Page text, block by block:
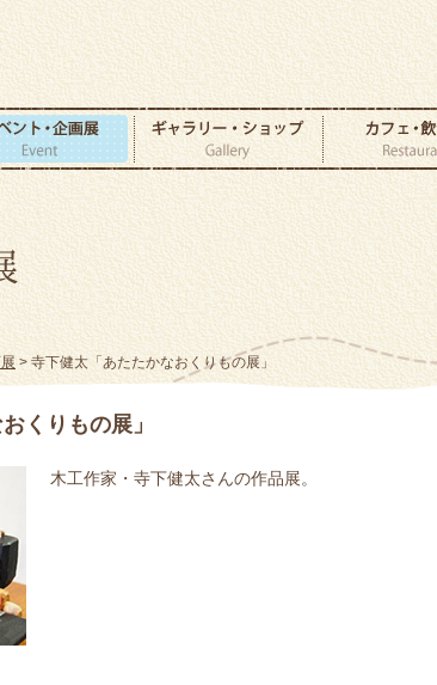
> 寺下健太「あたたかなおくりもの展」
くりもの展」
木工作家・寺下健太さんの作品展。